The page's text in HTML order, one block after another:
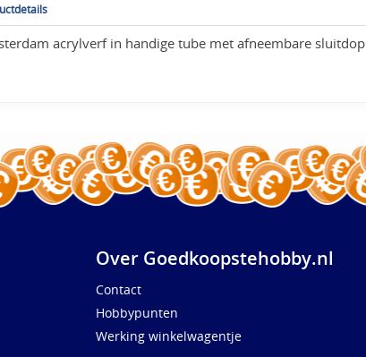
acrylverf in handige tube met afneembare sluitdop
Over Goedkoopstehobby.nl
Contact
Hobbypunten
Werking winkelwagentje